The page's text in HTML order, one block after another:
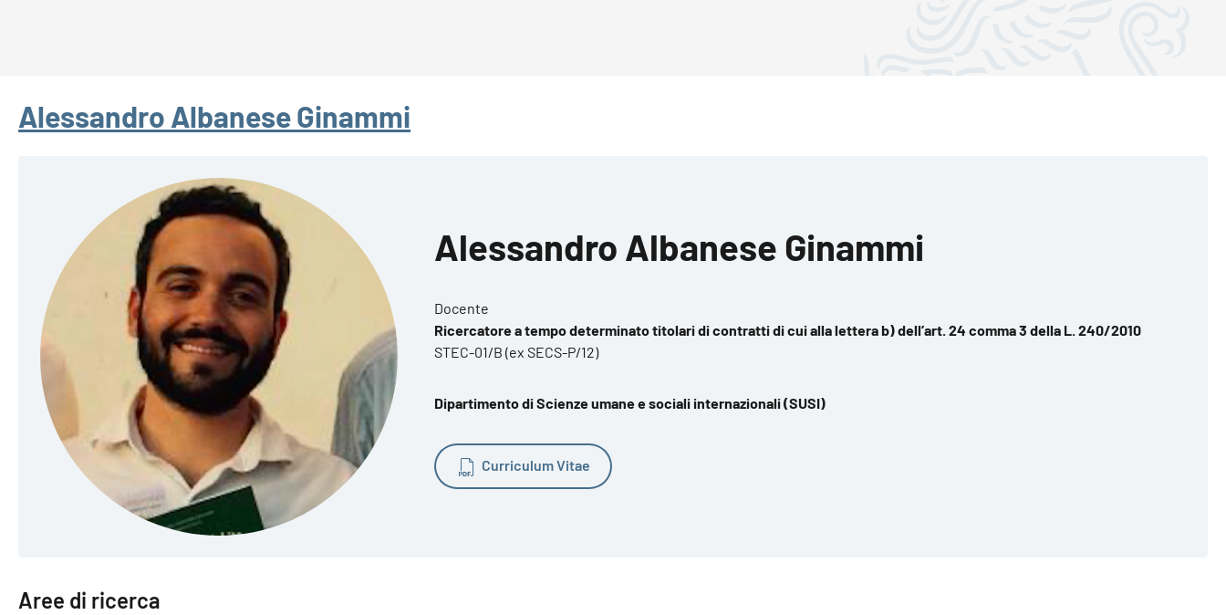
Alessandro Albanese Ginammi
Alessandro Albanese Ginammi
Docente
Ricercatore a tempo determinato titolari di contratti di cui alla lettera b) dell’art. 24 comma 3 della L. 240/2010
STEC-01/B (ex SECS-P/12)
Dipartimento di Scienze umane e sociali internazionali (SUSI)
Curriculum Vitae
Aree di ricerca